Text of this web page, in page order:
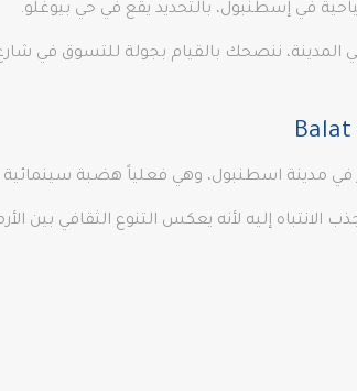
في إسطنبول، بالتحديد يقع في حي بيوغلو.
المدينة، ننصحك بالقيام بجولة للتسوق في
في مدينة اسطنبول، وهي فعلياً هضبة